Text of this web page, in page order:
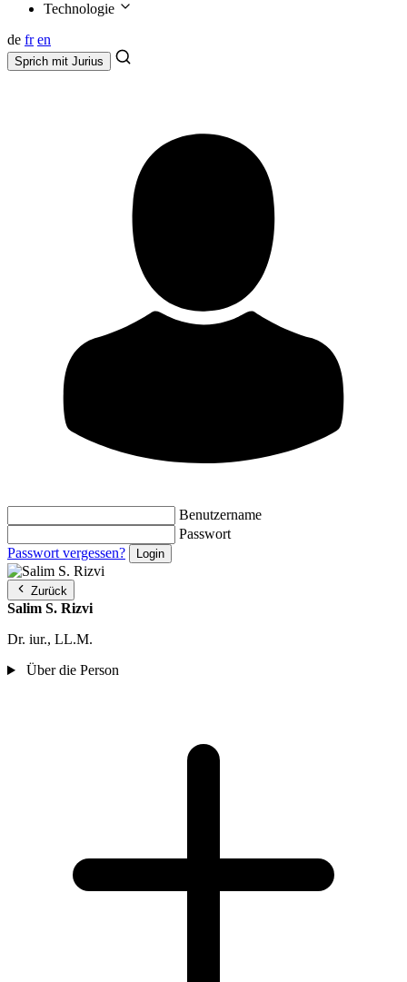
Technologie
de fr en
Sprich mit Jurius
Benutzername
Passwort
Passwort vergessen?
Zurück
Salim S. Rizvi
Dr. iur., LL.M.
Über die Person